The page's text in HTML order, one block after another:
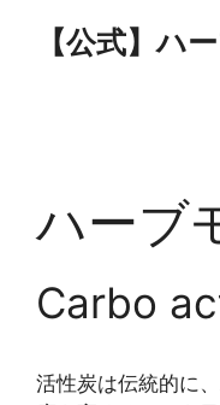
【公式】ハ
ハーブ
Carbo
活性炭は伝統的に